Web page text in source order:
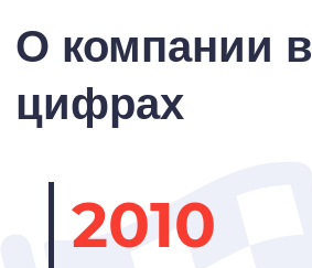
О компании в
цифрах
2010